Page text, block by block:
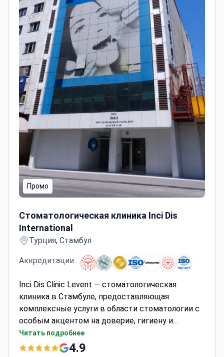
Промо
Стоматологическая клиника Inci Dis
International
Турция, Стамбул
Аккредитации :
Inci Dis Clinic Levent — стоматологическая
клиника в Стамбуле, предоставляющая
комплексные услуги в области стоматологии с
особым акцентом на доверие, гигиену и
безопасность пациентов. Клиника предлагает
полный спектр лечения, включая ортодонтию,
Читать подробнее
4.9